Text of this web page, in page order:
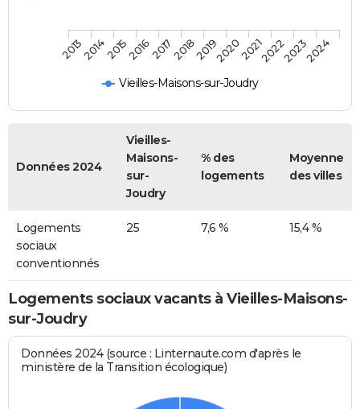
Vieilles-Maisons-sur-Joudry
201320142015201620172018201920202021202220232024
Données 2024
Vieilles-
Maisons-
sur-
Joudry
% des
logements
Moyenne
des villes
Logements
sociaux
conventionnés
25 7,6 % 15,4 %
Logements sociaux vacants à Vieilles-Maisons-
sur-Joudry
Données 2024 (source : Linternaute.com d'après le
ministère de la Transition écologique)